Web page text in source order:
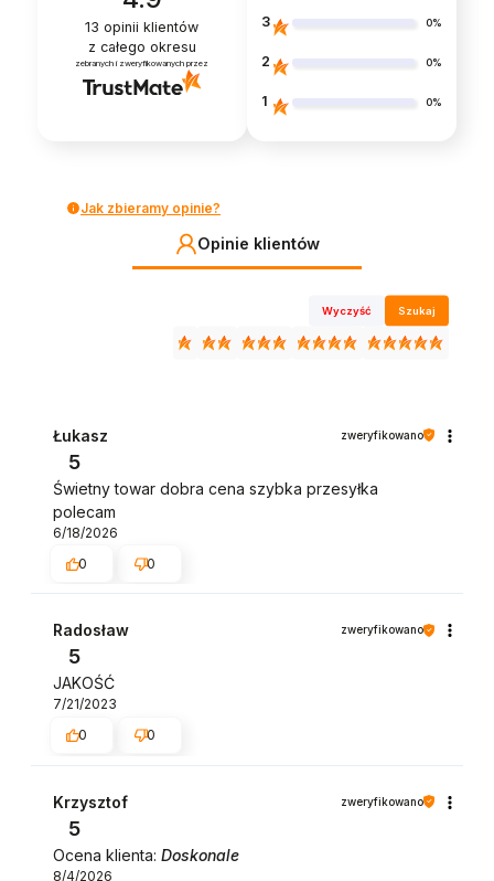
13 opinii klientów
z całego okresu
zebranych i zweryfikowanych przez
3 0%
2 0%
1 0%
Jak zbieramy opinie?
Opinie klientów
Wyczyść Szukaj
Łukasz zweryfikowano
5
Świetny towar dobra cena szybka przesyłka
polecam
6/18/2026
0
0
Radosław zweryfikowano
5
JAKOŚĆ
7/21/2023
0
0
Krzysztof zweryfikowano
5
Ocena klienta: Doskonale
8/4/2026